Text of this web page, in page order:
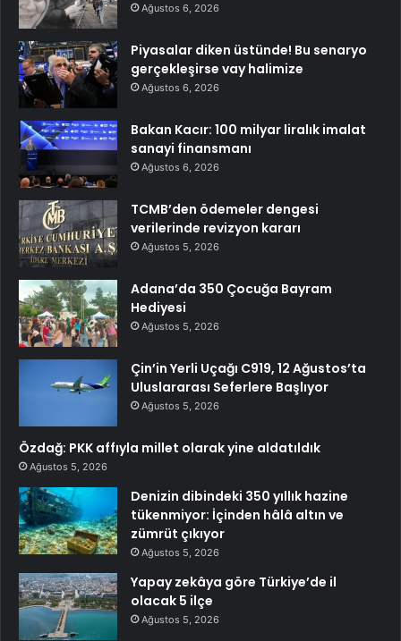
Ağustos 6, 2026
Piyasalar diken üstünde! Bu senaryo
gerçekleşirse vay halimize
Ağustos 6, 2026
Bakan Kacır: 100 milyar liralık imalat
sanayi finansmanı
Ağustos 6, 2026
TCMB’den ödemeler dengesi
verilerinde revizyon kararı
Ağustos 5, 2026
Adana’da 350 Çocuğa Bayram
Hediyesi
Ağustos 5, 2026
Çin’in Yerli Uçağı C919, 12 Ağustos’ta
Uluslararası Seferlere Başlıyor
Ağustos 5, 2026
Özdağ: PKK affıyla millet olarak yine aldatıldık
Ağustos 5, 2026
Denizin dibindeki 350 yıllık hazine
tükenmiyor: İçinden hâlâ altın ve
zümrüt çıkıyor
Ağustos 5, 2026
Yapay zekâya göre Türkiye’de il
olacak 5 ilçe
Ağustos 5, 2026